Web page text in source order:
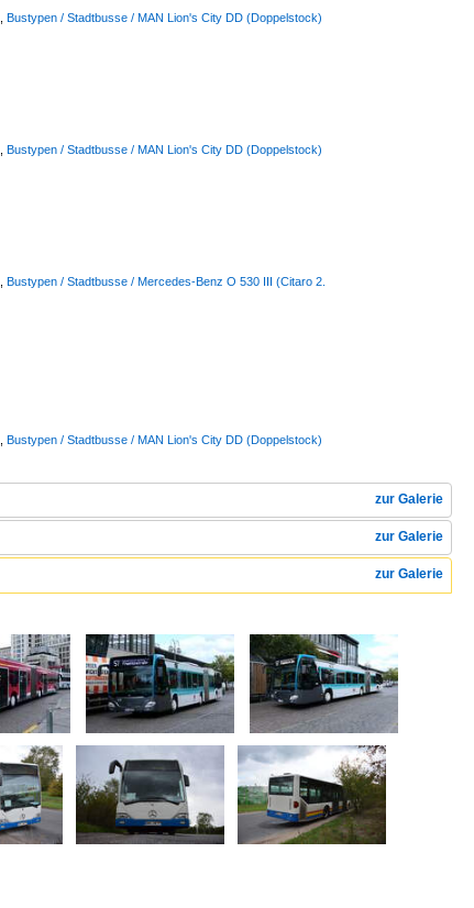
Bustypen / Stadtbusse / MAN Lion's City DD (Doppelstock)
Bustypen / Stadtbusse / MAN Lion's City DD (Doppelstock)
Bustypen / Stadtbusse / Mercedes-Benz O 530 III (Citaro 2.
Bustypen / Stadtbusse / MAN Lion's City DD (Doppelstock)
zur Galerie
zur Galerie
zur Galerie